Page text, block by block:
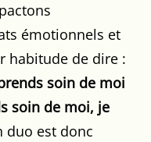
émotionnels et
habitude de dire :
soin de moi
soin de moi, je
duo est donc